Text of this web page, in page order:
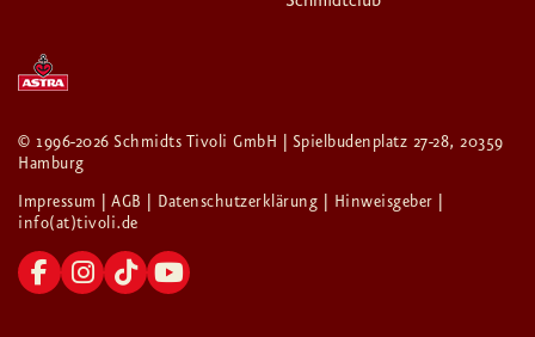
© 1996-2026 Schmidts Tivoli GmbH | Spielbudenplatz 27-28, 20359
Hamburg
Impressum
| AGB | Datenschutzerklärung | Hinweisgeber
info(at)tivoli.de